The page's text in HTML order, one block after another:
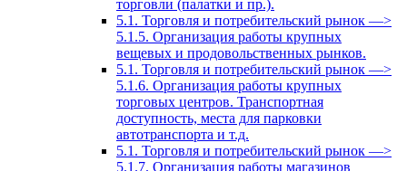
торговли (палатки и пр.).
5.1. Торговля и потребительский рынок —>
5.1.5. Организация работы крупных
вещевых и продовольственных рынков.
5.1. Торговля и потребительский рынок —>
5.1.6. Организация работы крупных
торговых центров. Транспортная
доступность, места для парковки
автотранспорта и т.д.
5.1. Торговля и потребительский рынок —>
5.1.7. Организация работы магазинов